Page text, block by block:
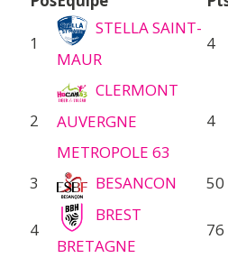
1
STELLA SAINT-
MAUR
4
2
CLERMONT
AUVERGNE
METROPOLE 63
4
3 BESANCON 50
4
BREST
BRETAGNE
76